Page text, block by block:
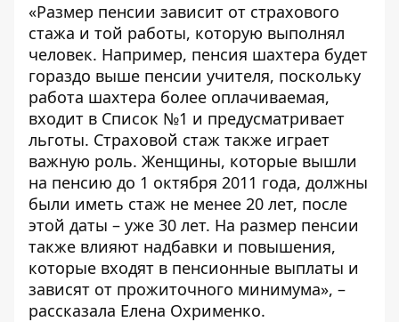
«Размер пенсии зависит от страхового
стажа и той работы, которую выполнял
человек. Например, пенсия шахтера будет
гораздо выше пенсии учителя, поскольку
работа шахтера более оплачиваемая,
входит в Список №1 и предусматривает
льготы. Страховой стаж также играет
важную роль. Женщины, которые вышли
на пенсию до 1 октября 2011 года, должны
были иметь стаж не менее 20 лет, после
этой даты – уже 30 лет. На размер пенсии
также влияют надбавки и повышения,
которые входят в пенсионные выплаты и
зависят от прожиточного минимума», –
рассказала Елена Охрименко.